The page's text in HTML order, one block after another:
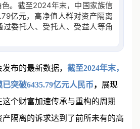
。截至2024年末，中国家族信
亿元，高净值人群对资产隔离
过委托人、受托人、受益人等角
产隔离
布的最新数据， 截至2024年末，
突破6435.79亿元人民币， 展现
个财富加速传承与重构的周期
隔离的诉求达到了前所未有的高